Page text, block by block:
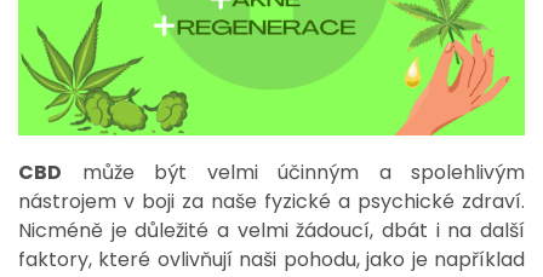
CBD může být velmi účinným a spolehlivým
nástrojem v boji za naše fyzické a psychické zdraví.
Nicméně je důležité a velmi žádoucí, dbát i na další
faktory, které ovlivňují naši pohodu, jako je například